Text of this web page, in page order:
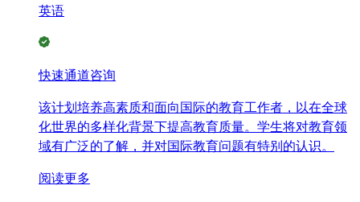
英语
快速通道咨询
该计划培养高素质和面向国际的教育工作者，以在全球
化世界的多样化背景下提高教育质量。学生将对教育领
域有广泛的了解，并对国际教育问题有特别的认识。
阅读更多